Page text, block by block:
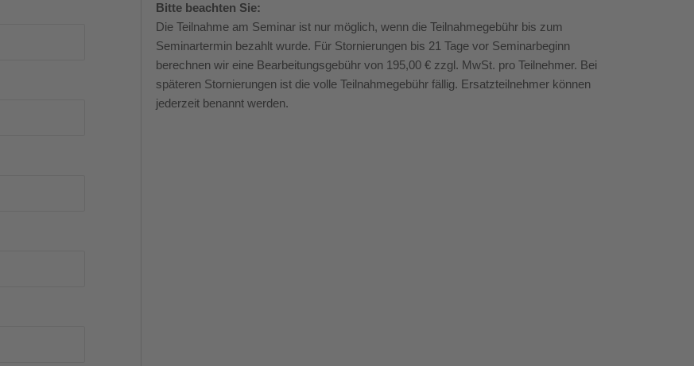
Bitte beachten Sie:
Die Teilnahme am Seminar ist nur möglich, wenn die Teilnahmegebühr bis zum
Seminartermin bezahlt wurde. Für Stornierungen bis 21 Tage vor Seminarbeginn
berechnen wir eine Bearbeitungsgebühr von 195,00 € zzgl. MwSt. pro Teilnehmer. Bei
späteren Stornierungen ist die volle Teilnahmegebühr fällig. Ersatzteilnehmer können
jederzeit benannt werden.